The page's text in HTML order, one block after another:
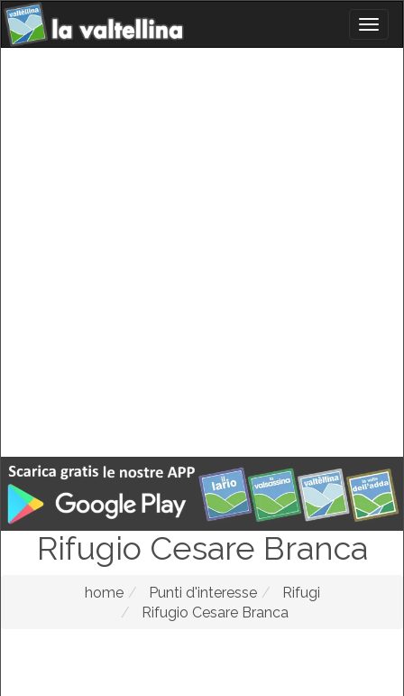
Rifugio Cesare Branca
home Punti d'interesse
Rifugi
Rifugio Cesare Branca